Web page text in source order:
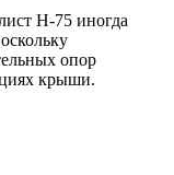
Н-75 иногда
опор
крыши.